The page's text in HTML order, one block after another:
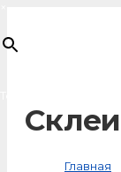
Главная